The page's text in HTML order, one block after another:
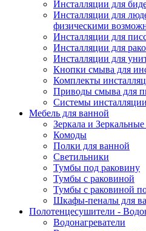
Инсталляции для
Инсталляции для
физическими
Инсталляции для
Инсталляции для
Инсталляции для
Кнопки смыва для
Комплекты
Приводы смыва для
Системы инсталляции
Мебель для ванной
Зеркала и
Комоды
Полки для ванной
Светильники
Тумбы под раковину
Тумбы с раковиной
Тумбы с раковиной
Шкафы-пеналы для
Полотенцесушители -
Водонагреватели